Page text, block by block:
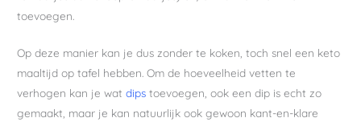
toevoegen.
Op deze manier kan je dus zonder te koken, toch snel een keto
maaltijd op tafel hebben. Om de hoeveelheid vetten te
verhogen kan je watdips toevoegen, ook een dip is echt zo
gemaakt, maar je kan natuurlijk ook gewoon kant-en-klare